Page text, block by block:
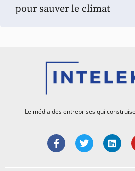
pour sauver le climat
Le média des entreprises qui